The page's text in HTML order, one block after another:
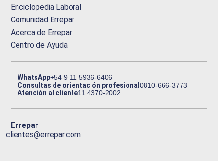
Enciclopedia Laboral
Comunidad Errepar
Acerca de Errepar
Centro de Ayuda
WhatsApp+54 9 11 5936-6406
Consultas de orientación profesional0810-666-3773
Atención al cliente11 4370-2002
Errepar
clientes@errepar.com